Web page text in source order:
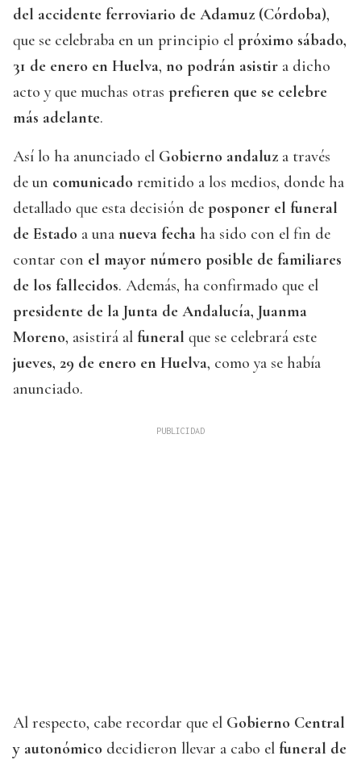
del accidente ferroviario de Adamuz (Córdoba),
que se celebraba en un principio el próximo sábado,
31 de enero en Huelva, no podrán asistir a dicho
acto y que muchas otras prefieren que se celebre
más adelante.
Así lo ha anunciado el Gobierno andaluz a través
de un comunicado remitido a los medios, donde ha
detallado que esta decisión de posponer el funeral
de Estado a una nueva fecha ha sido con el fin de
contar con el mayor número posible de familiares
de los fallecidos. Además, ha confirmado que el
presidente de la Junta de Andalucía, Juanma
Moreno, asistirá al funeral que se celebrará este
jueves, 29 de enero en Huelva, como ya se había
anunciado.
Al respecto, cabe recordar que el Gobierno Central
y autonómico decidieron llevar a cabo el funeral de